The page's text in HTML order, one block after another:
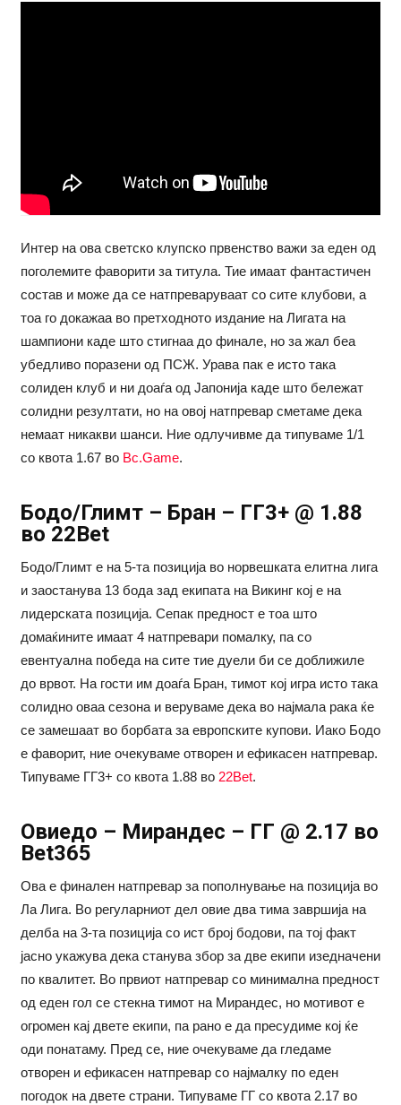
Интер на ова светско клупско првенство важи за еден од
поголемите фаворити за титула. Тие имаат фантастичен
состав и може да се натпреваруваат со сите клубови, а
тоа го докажаа во претходното издание на Лигата на
шампиони каде што стигнаа до финале, но за жал беа
убедливо поразени од ПСЖ. Урава пак е исто така
солиден клуб и ни доаѓа од Јапонија каде што бележат
солидни резултати, но на овој натпревар сметаме дека
немаат никакви шанси. Ние одлучивме да типуваме 1/1
со квота 1.67 во Bc.Game.
Бодо/Глимт – Бран – ГГ3+ @ 1.88
во 22Bet
Бодо/Глимт е на 5-та позиција во норвешката елитна лига
и заостанува 13 бода зад екипата на Викинг кој е на
лидерската позиција. Сепак предност е тоа што
домаќините имаат 4 натпревари помалку, па со
евентуална победа на сите тие дуели би се доближиле
до врвот. На гости им доаѓа Бран, тимот кој игра исто така
солидно оваа сезона и веруваме дека во најмала рака ќе
се замешаат во борбата за европските купови. Иако Бодо
е фаворит, ние очекуваме отворен и ефикасен натпревар.
Типуваме ГГ3+ со квота 1.88 во 22Bet.
Овиедо – Мирандес – ГГ @ 2.17 во
Bet365
Ова е финален натпревар за пополнување на позиција во
Ла Лига. Во регуларниот дел овие два тима завршија на
делба на 3-та позиција со ист број бодови, па тој факт
јасно укажува дека станува збор за две екипи изедначени
по квалитет. Во првиот натпревар со минимална предност
од еден гол се стекна тимот на Мирандес, но мотивот е
огромен кај двете екипи, па рано е да пресудиме кој ќе
оди понатаму. Пред се, ние очекуваме да гледаме
отворен и ефикасен натпревар со најмалку по еден
погодок на двете страни. Типуваме ГГ со квота 2.17 во